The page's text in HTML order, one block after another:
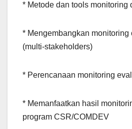
* Metode dan tools monitoring
* Mengembangkan
(multi-stakeholders)
* Perencanaan monitoring
* Memanfaatkan hasil
program CSR/COMDEV